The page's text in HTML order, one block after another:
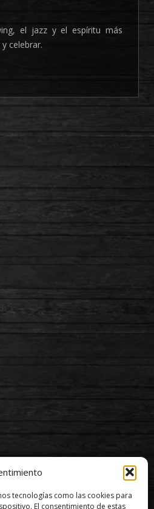
tecnologías como las cookies para
El consentimiento de estas
el jazz y el espíritu más
celebrar.